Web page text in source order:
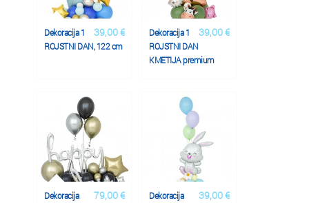
39,00 €
Dekoracija 1
ROJSTNI DAN, 122 cm
39,00 €
Dekoracija 1
ROJSTNI DAN
KMETIJA premium
79,00 €
Dekoracija
39,00 €
Dekoracija